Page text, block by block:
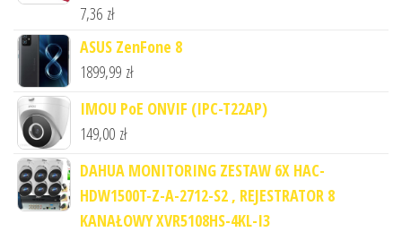
7,36 zł
ASUS ZenFone 8
1899,99 zł
IMOU PoE ONVIF (IPC-T22AP)
149,00 zł
DAHUA MONITORING ZESTAW 6X HAC-
HDW1500T-Z-A-2712-S2 , REJESTRATOR 8
KANAŁOWY XVR5108HS-4KL-I3